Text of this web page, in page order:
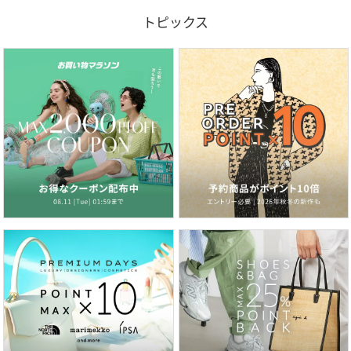
トピックス